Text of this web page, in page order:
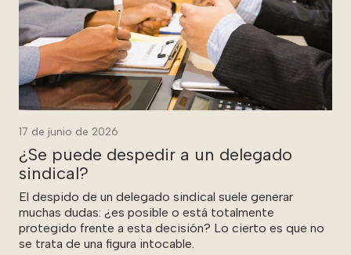
17 de junio de 2026
¿Se puede despedir a un delegado
sindical?
El despido de un delegado sindical suele generar
muchas dudas: ¿es posible o está totalmente
protegido frente a esta decisión? Lo cierto es que no
se trata de una figura intocable.